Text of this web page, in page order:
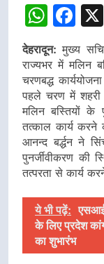
देहरादून:मुख्य
राज्यभर में मलिन
चरणबद्ध
पहले चरण में शहरी
मलिन बस्तियों के
तत्काल कार्य
आनन्द बर्द्धन ने
पुनर्जीवीकरण की
तत्परता से कार्य
ये भी पढ़ें:
के लिए प्रदेश
का शुभारंभ